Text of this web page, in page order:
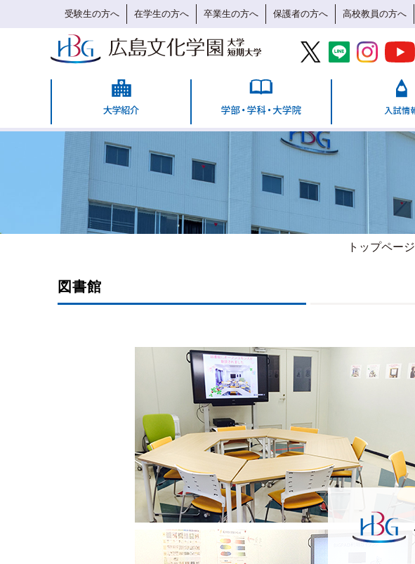
受験生の方へ 在学生の方へ 卒業生の方へ 保護者の方へ 高校教員の方へ
トップページ
図書館